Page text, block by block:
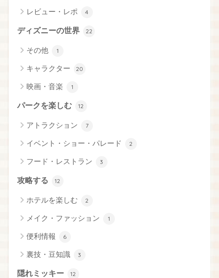
レビュー・レポ 4
ディズニーの世界 22
その他 1
キャラクター 20
映画・音楽 1
パークを楽しむ 12
アトラクション 7
イベント・ショー・パレード 2
フード・レストラン 3
攻略する 12
ホテルを楽しむ 2
メイク・ファッション 1
便利情報 6
裏技・豆知識 3
隠れミッキー 12